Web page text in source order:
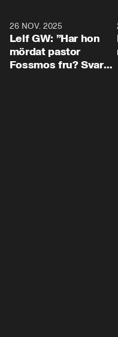
26 NOV. 2025
Leif GW: ”Har hon
mördat pastor
Fossmos fru? Svar